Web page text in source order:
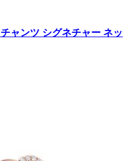
チャンツ シグネチャー ネッ